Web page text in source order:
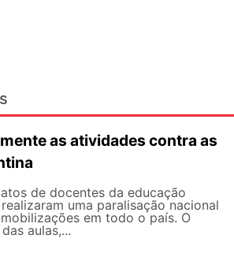
as atividades contra as
de docentes da educação
uma paralisação nacional
em todo o país. O
aulas,...